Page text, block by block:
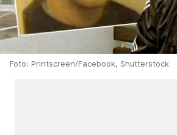
Foto: Printscreen/Facebook, Shutterstock